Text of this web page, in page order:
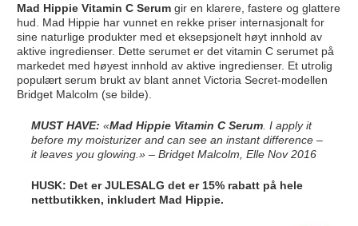
Mad Hippie Vitamin C Serumgir en klarere, fastere og glattere
hud. Mad Hippie har vunnet en rekke priser internasjonalt for
sine naturlige produkter med et eksepsjonelt høyt innhold av
aktive ingredienser. Dette serumet er det vitamin C serumet på
markedet med høyest innhold av aktive ingredienser. Et utrolig
populært serum brukt av blant annet Victoria Secret-modellen
Bridget Malcolm (se bilde).
MUST HAVE: «Mad Hippie Vitamin C Serum. I apply it
before my moisturizer and can see an instant difference –
it leaves you glowing.» – Bridget Malcolm, Elle Nov 2016
HUSK: Det er JULESALG det er 15% rabatt på hele
nettbutikken, inkludert Mad Hippie.